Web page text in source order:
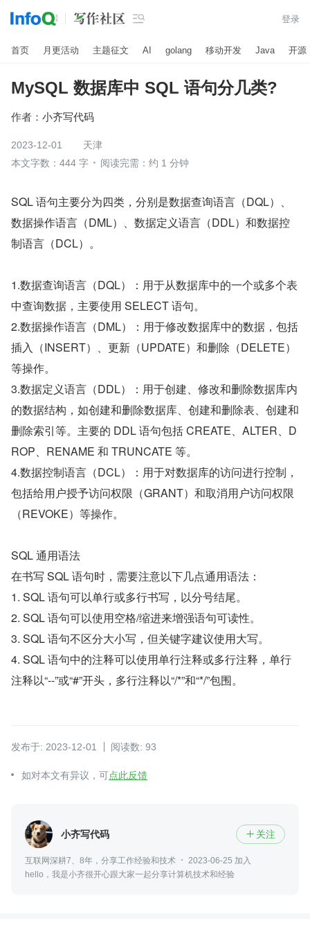
 登录
首页 月更活动 主题征文 AI golang 移动开发 Java 开源
MySQL 数据库中 SQL 语句分几类?
作者： 小齐写代码
2023-12-01
天津
本文字数：444 字
阅读完需：约 1 分钟
SQL 语句主要分为四类，分别是数据查询语言（DQL）、
数据操作语言（DML）、数据定义语言（DDL）和数据控
制语言（DCL）。
1.数据查询语言（DQL）：用于从数据库中的一个或多个表
中查询数据，主要使用 SELECT 语句。
2.数据操作语言（DML）：用于修改数据库中的数据，包括
插入（INSERT）、更新（UPDATE）和删除（DELETE）
等操作。
3.数据定义语言（DDL）：用于创建、修改和删除数据库内
的数据结构，如创建和删除数据库、创建和删除表、创建和
删除索引等。主要的 DDL 语句包括 CREATE、ALTER、D
ROP、RENAME 和 TRUNCATE 等。
4.数据控制语言（DCL）：用于对数据库的访问进行控制，
包括给用户授予访问权限（GRANT）和取消用户访问权限
（REVOKE）等操作。
SQL 通用语法
在书写 SQL 语句时，需要注意以下几点通用语法：
1. SQL 语句可以单行或多行书写，以分号结尾。
2. SQL 语句可以使用空格/缩进来增强语句可读性。
3. SQL 语句不区分大小写，但关键字建议使用大写。
4. SQL 语句中的注释可以使用单行注释或多行注释，单行
注释以“--”或“#”开头，多行注释以“/*”和“*/”包围。
发布于: 2023-12-01 阅读数: 93
如对本文有异议，可点此反馈
小齐写代码  关注
互联网深耕7、8年，分享工作经验和技术
2023-06-25 加入
hello，我是小齐很开心跟大家一起分享计算机技术和经验